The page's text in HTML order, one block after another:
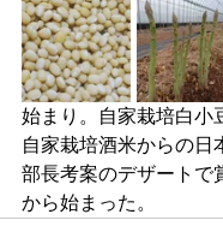
始まり。自家栽培白小
自家栽培酒米からの日
部長考案のデザートで
から始まった。